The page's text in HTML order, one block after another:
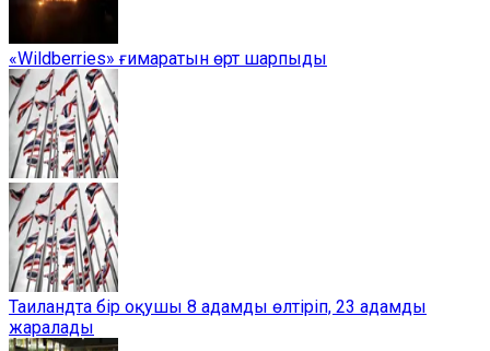
«Wildberries» ғимаратын өрт шарпыды
Таиландта бір оқушы 8 адамды өлтіріп, 23 адамды
жаралады